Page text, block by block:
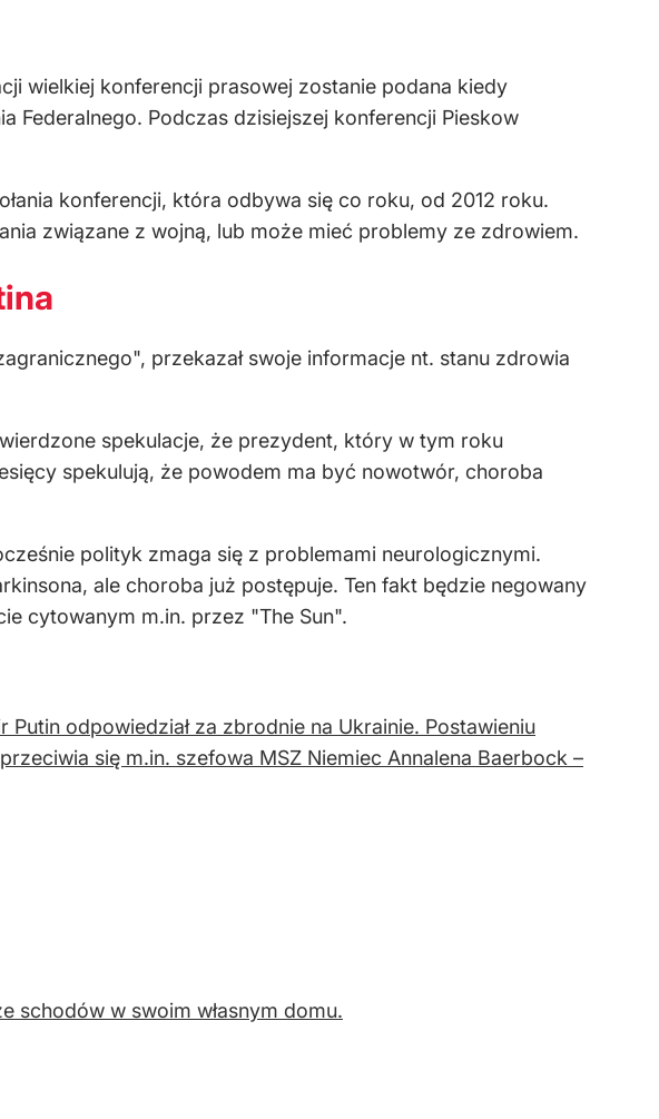
wielkiej konferencji prasowej zostanie podana kiedy
Federalnego. Podczas dzisiejszej konferencji Pieskow
konferencji, która odbywa się co roku, od 2012 roku.
związane z wojną, lub może mieć problemy ze zdrowiem.
przekazał swoje informacje nt. stanu zdrowia
spekulacje, że prezydent, który w tym roku
spekulują, że powodem ma być nowotwór, choroba
polityk zmaga się z problemami neurologicznymi.
ale choroba już postępuje. Ten fakt będzie negowany
cytowanym m.in. przez "The Sun".
Putin odpowiedział za zbrodnie na Ukrainie. Postawieniu
się m.in. szefowa MSZ Niemiec Annalena Baerbock –
schodów w swoim własnym domu.